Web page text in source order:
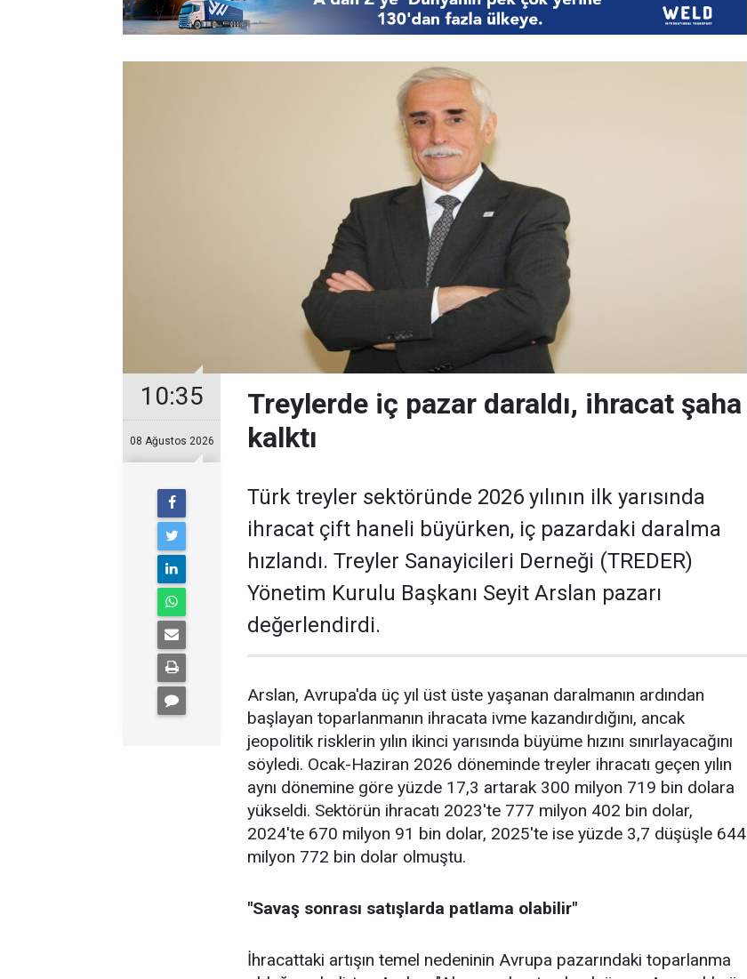
10:35
08 Ağustos 2026
Treylerde iç pazar daraldı, ihracat şaha
kalktı
Türk treyler sektöründe 2026 yılının ilk yarısın­da
ihracat çift haneli bü­yürken, iç pazardaki daralma
hız­landı. Treyler Sanayicileri Der­neği (TREDER)
Yönetim Kurulu Başkanı Seyit Arslan pazarı
değerlendirdi.
Arslan, Avrupa'da üç yıl üst üste yaşanan daralma­nın ardından
başlayan toparlan­manın ihracata ivme kazandır­dığını, ancak
jeopolitik riskle­rin yılın ikinci yarısında büyüme hızını sınırlayacağını
söyledi. Ocak-Haziran 2026 döneminde treyler ihracatı geçen yılın
aynı dönemine göre yüzde 17,3 artarak 300 milyon 719 bin dolara
yüksel­di. Sektörün ihracatı 2023'te 777 milyon 402 bin dolar,
2024'te 670 milyon 91 bin dolar, 2025'te ise yüzde 3,7 düşüşle 644
milyon 772 bin dolar olmuştu.
"Savaş sonrası satışlarda patlama olabilir"
İhracattaki artışın temel nede­ninin Avrupa pazarındaki topar­lanma